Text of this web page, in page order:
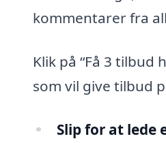
kommentarer fra
Klik på “Få 3
som vil give tilbud
Slip for at